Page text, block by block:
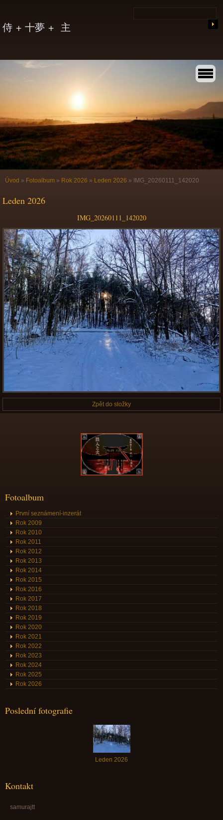
侍 + 十夢 + 主
Úvod » Fotoalbum » Rok 2026 » Leden 2026 » IMG_20260111_142020
Leden 2026
IMG_20260111_142020
Zpět do složky
Fotoalbum
První seznámení-inzerát
Rok 2009
Rok 2010
Rok 2011
Rok 2012
Rok 2013
Rok 2014
Rok 2015
Rok 2016
Rok 2017
Rok 2018
Rok 2019
Rok 2020
Rok 2021
Rok 2022
Rok 2023
Rok 2024
Rok 2025
Rok 2026
Poslední fotografie
Leden 2026
Kontakt
samurajtt